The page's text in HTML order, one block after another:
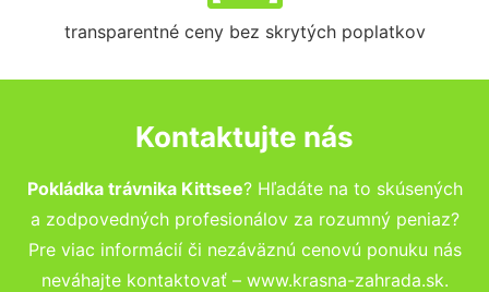
transparentné ceny bez skrytých poplatkov
Kontaktujte nás
Pokládka trávnika Kittsee? Hľadáte na to skúsených
a zodpovedných profesionálov za rozumný peniaz?
Pre viac informácií či nezáväznú cenovú ponuku nás
neváhajte kontaktovať – www.krasna-zahrada.sk.